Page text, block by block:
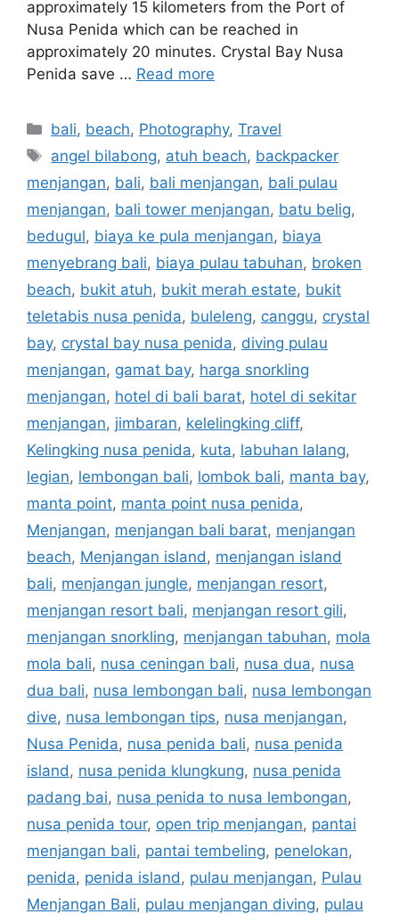
approximately 15 kilometers from the Port of
Nusa Penida which can be reached in
approximately 20 minutes. Crystal Bay Nusa
Penida save … Read more
bali, beach, Photography,Travel
angel bilabong, atuh beach, backpacker
menjangan, bali, bali menjangan, bali pulau
menjangan, bali tower menjangan, batu belig,
bedugul, biaya ke pula menjangan, biaya
menyebrang bali, biaya pulau tabuhan, broken
beach, bukit atuh, bukit merah estate, bukit
teletabis nusa penida, buleleng, canggu, crystal
bay, crystal bay nusa penida, diving pulau
menjangan, gamat bay, harga snorkling
menjangan, hotel di bali barat, hotel di sekitar
menjangan, jimbaran, kelelingking cliff,
Kelingking nusa penida, kuta, labuhan lalang,
legian, lembongan bali, lombok bali, manta bay,
manta point, manta point nusa penida,
Menjangan, menjangan bali barat, menjangan
beach, Menjangan island, menjangan island
bali, menjangan jungle, menjangan resort,
menjangan resort bali, menjangan resort gili,
menjangan snorkling, menjangan tabuhan, mola
mola bali, nusa ceningan bali, nusa dua, nusa
dua bali, nusa lembongan bali, nusa lembongan
dive, nusa lembongan tips, nusa menjangan,
Nusa Penida, nusa penida bali, nusa penida
island, nusa penida klungkung, nusa penida
padang bai, nusa penida to nusa lembongan,
nusa penida tour, open trip menjangan, pantai
menjangan bali, pantai tembeling, penelokan,
penida, penida island, pulau menjangan, Pulau
Menjangan Bali, pulau menjangan diving, pulau